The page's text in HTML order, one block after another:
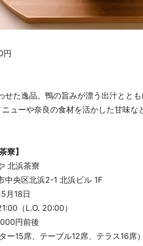
円
せた逸品。鴨の旨みが漂う出汁ととも
ューや奈良の食材を活かした甘味な
寮】
北浜茶寮
中央区北浜2-1 北浜ビル 1F
月18日
（L.O. 20:00）
円前後
ー15席、テーブル12席、テラス16席）